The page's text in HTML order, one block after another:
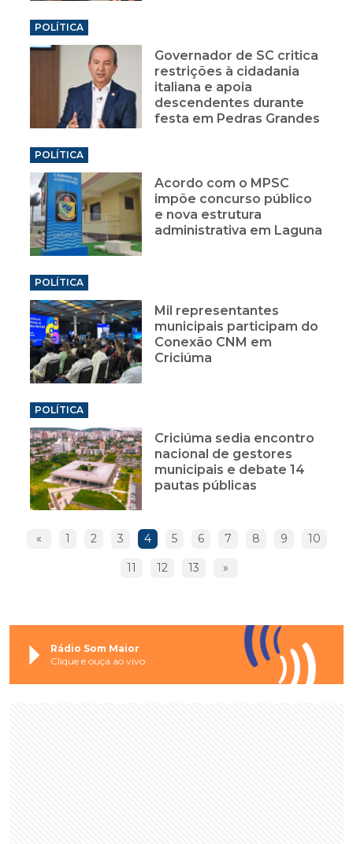
POLÍTICA
Governador de SC critica
restrições à cidadania
italiana e apoia
descendentes durante
festa em Pedras Grandes
POLÍTICA
Acordo com o MPSC
impõe concurso público
e nova estrutura
administrativa em Laguna
POLÍTICA
Mil representantes
municipais participam do
Conexão CNM em
Criciúma
POLÍTICA
Criciúma sedia encontro
nacional de gestores
municipais e debate 14
pautas públicas
« 1 2 3 4 5 6 7 8 9 10
11 12 13 »
Rádio Som Maior
Clique e ouça ao vivo